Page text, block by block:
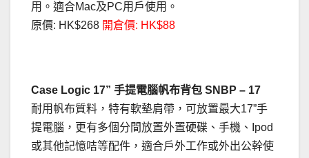
用。適合Mac及PC用戶使用。
原價: HK$268 開倉價: HK$88
Case Logic 17” 手提電腦帆布背包 SNBP – 17
耐用帆布質料，特有軟墊肩帶，可放置最大17”手
提電腦，更有多個分間放置外置硬碟、手機、Ipod
或其他記憶咭等配件，適合戶外工作或外出公幹使